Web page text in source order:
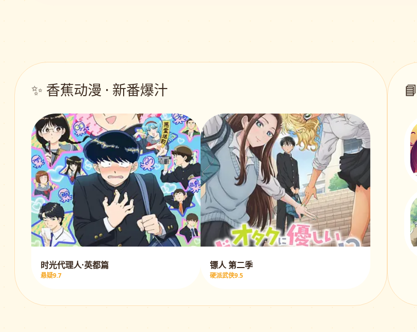
✨ 香蕉动漫 · 新番爆汁
时光代理人·英都篇
悬疑9.7
镖人 第二季
硬派武侠9.5